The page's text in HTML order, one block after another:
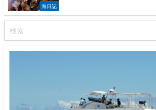
海日記